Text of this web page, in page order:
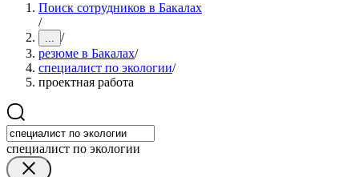
Поиск сотрудников в Бакалах
/
... /
резюме в Бакалах/
специалист по экологии/
проектная работа
специалист по экологии